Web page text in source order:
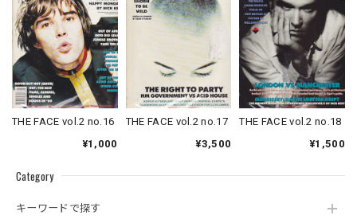
Category
キーワードで探す
THE FACE vol.2 no.16
¥1,000
THE FACE vol.2 no.17
¥3,500
THE FACE vol.2 no.18
¥1,500